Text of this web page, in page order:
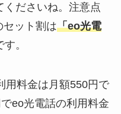
ださいね。注意点
セット割は「eo光電
。
用料金は月額550円で
eo光電話の利用料金